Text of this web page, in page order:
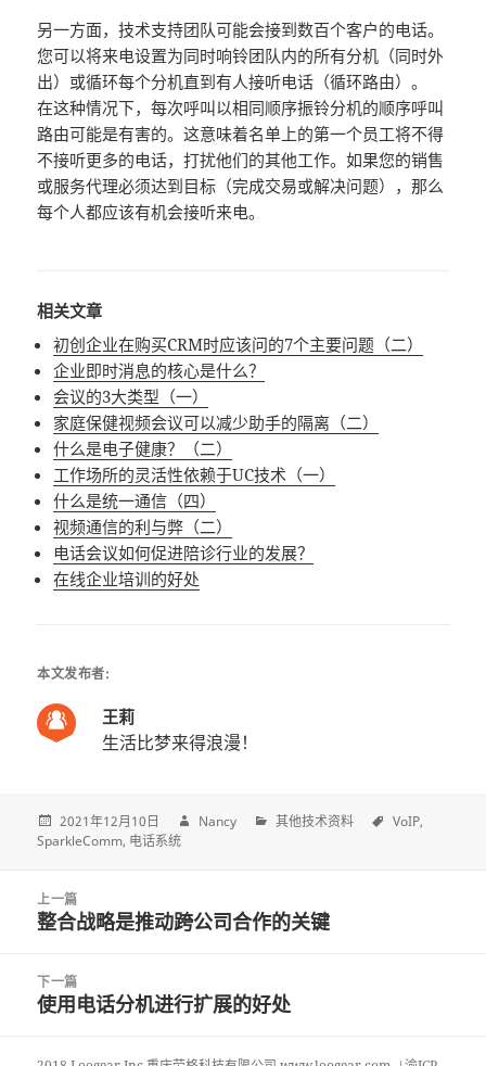
另一方面，技术支持团队可能会接到数百个客户的电话。
您可以将来电设置为同时响铃团队内的所有分机（同时外
出）或循环每个分机直到有人接听电话（循环路由）。
在这种情况下，每次呼叫以相同顺序振铃分机的顺序呼叫
路由可能是有害的。这意味着名单上的第一个员工将不得
不接听更多的电话，打扰他们的其他工作。如果您的销售
或服务代理必须达到目标（完成交易或解决问题），那么
每个人都应该有机会接听来电。
相关文章
初创企业在购买CRM时应该问的7个主要问题（二）
企业即时消息的核心是什么？
会议的3大类型（一）
家庭保健视频会议可以减少助手的隔离（二）
什么是电子健康？（二）
工作场所的灵活性依赖于UC技术（一）
什么是统一通信（四）
视频通信的利与弊（二）
电话会议如何促进陪诊行业的发展？
在线企业培训的好处
本文发布者:
王莉
生活比梦来得浪漫！
2021年12月10日 Nancy 其他技术资料
VoIP
SparkleComm 电话系统
navigation
上一篇
上
篇
文
整合战略是推动跨公司合作的关键
下一篇
下
篇
使用电话分机进行扩展的好处